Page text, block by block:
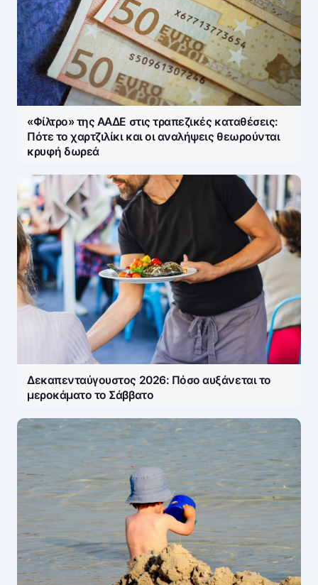
«Φίλτρο» της ΑΑΔΕ στις τραπεζικές καταθέσεις:
Πότε το χαρτζιλίκι και οι αναλήψεις θεωρούνται
κρυφή δωρεά
Δεκαπενταύγουστος 2026: Πόσο αυξάνεται το
μεροκάματο το Σάββατο